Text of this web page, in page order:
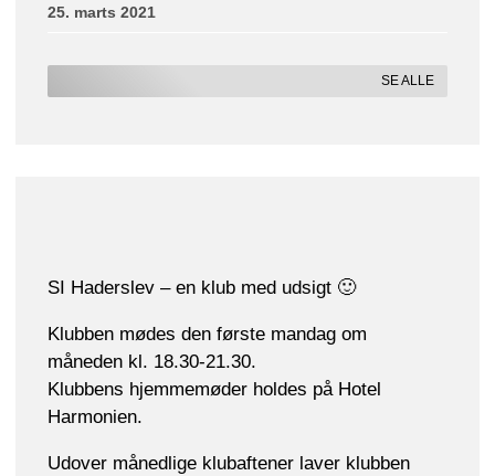
25. marts 2021
SE ALLE
SI Haderslev – en klub med udsigt 🙂
Klubben mødes den første mandag om
måneden kl. 18.30-21.30.
Klubbens hjemmemøder holdes på Hotel
Harmonien.
Udover månedlige klubaftener laver klubben